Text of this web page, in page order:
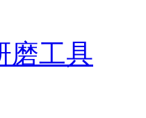
磨工具